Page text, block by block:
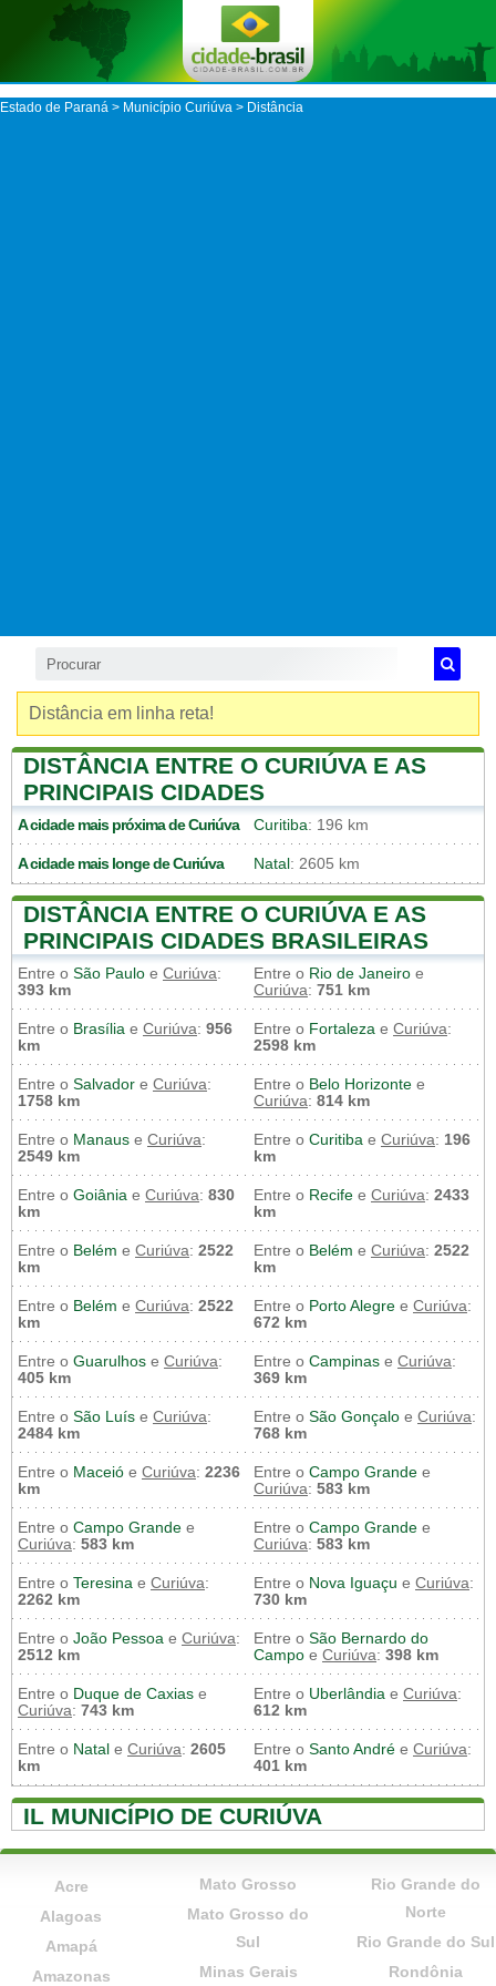
Estado de Paraná > Município Curiúva > Distância
Distância em linha reta!
DISTÂNCIA ENTRE O CURIÚVA E AS
PRINCIPAIS CIDADES
A cidade mais próxima deCuriúva Curitiba: 196 km
A cidade mais longe deCuriúva Natal : 2605 km
DISTÂNCIA ENTRE O CURIÚVA E AS
PRINCIPAIS CIDADES BRASILEIRAS
Entre o São Paulo e Curiúva:
393 km
Entre o Rio de Janeiro e
Curiúva: 751 km
Entre o Brasília e Curiúva: 956
km
Entre o Fortaleza e Curiúva:
2598 km
Entre o Salvador e Curiúva:
1758 km
Entre o Belo Horizonte e
Curiúva: 814 km
Entre o Manaus e Curiúva:
2549 km
Entre o Curitiba e Curiúva: 196
km
Entre o Goiânia e Curiúva: 830
km
Entre o Recife e Curiúva: 2433
km
Entre o Belém e Curiúva: 2522
km
Entre o Belém e Curiúva: 2522
km
Entre o Belém e Curiúva: 2522
km
Entre o Porto Alegre e Curiúva:
672 km
Entre o Guarulhos e Curiúva:
405 km
Entre o Campinas e Curiúva:
369 km
Entre o São Luís e Curiúva:
2484 km
Entre o São Gonçalo e Curiúva:
768 km
Entre o Maceió e Curiúva: 2236
km
Entre o Campo Grande e
Curiúva: 583 km
Entre o Campo Grande e
Curiúva: 583 km
Entre o Campo Grande e
Curiúva: 583 km
Entre o Teresina e Curiúva:
2262 km
Entre o Nova Iguaçu e Curiúva:
730 km
Entre o João Pessoa e Curiúva:
2512 km
Entre o São Bernardo do
Campo e Curiúva: 398 km
Entre o Duque de Caxias e
Curiúva: 743 km
Entre o Uberlândia e Curiúva:
612 km
Entre o Natal e Curiúva: 2605
km
Entre o Santo André e Curiúva:
401 km
IL MUNICÍPIO DE CURIÚVA
Acre
Alagoas
Amapá
Amazonas
Mato Grosso
Mato Grosso do
Sul
Minas Gerais
Rio Grande do
Norte
Rio Grande do Sul
Rondônia